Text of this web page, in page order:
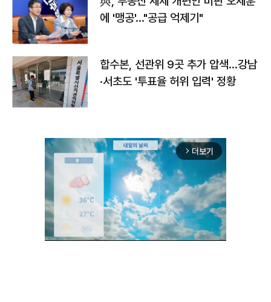
에 '맹공'…"공급 억제기"
합수본, 선관위 9곳 추가 압색…강남
·서초도 '투표율 허위 입력' 정황
arrow_forward_ios 더보기